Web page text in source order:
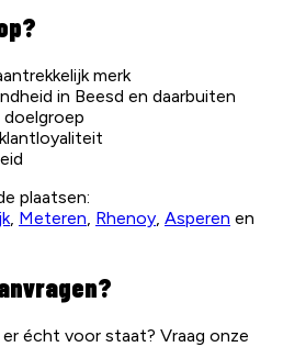
merk
in Beesd en daarbuiten
plaatsen:
, Meteren, Rhenoy, Asperen en
écht voor staat? Vraag onze